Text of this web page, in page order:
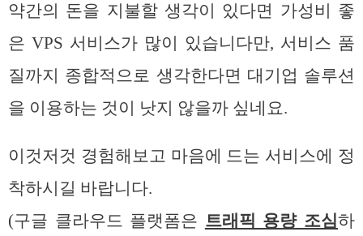
약간의 돈을 지불할 생각이 있다면 가성비 좋
은 VPS 서비스가 많이 있습니다만, 서비스 품
질까지 종합적으로 생각한다면 대기업 솔루션
을 이용하는 것이 낫지 않을까 싶네요.
이것저것 경험해보고 마음에 드는 서비스에 정
착하시길 바랍니다.
(구글 클라우드 플랫폼은 트래픽 용량 조심하